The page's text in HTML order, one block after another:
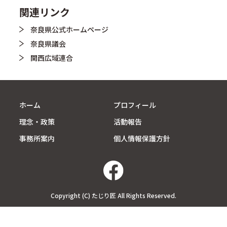
関連リンク
奈良県公式ホームページ
奈良県議会
関西広域連合
ホーム
プロフィール
理念・政策
活動報告
事務所案内
個人情報保護方針
Copyright (C) たじり匠 All Rights Reserved.